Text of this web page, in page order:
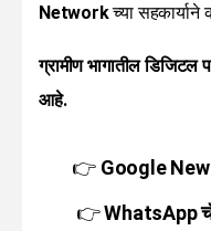
Networkच्या सहकार्याने
ग्रामीण भागातील डिजिटल
आहे.
👉 Google
👉WhatsApp